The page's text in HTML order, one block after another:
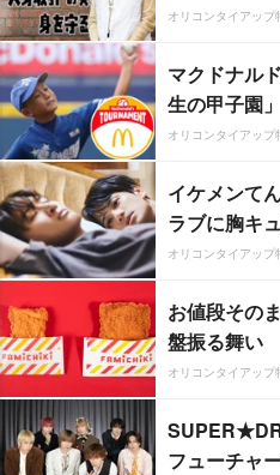
オリコンタイアップ
マクドナル
生の甲子園」
オリコンタイアップ
イケメンて
ラブに胸キ
オリコンタイアップ
お値段その
盤振る舞い
オリコンタイアップ
フューチャ